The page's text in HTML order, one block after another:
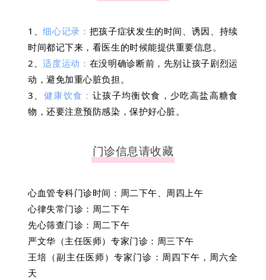
1、细心记录： 把孩子症状发生的时间、诱因、持续
时间都记下来，看医生的时候能提供重要信息。
2、适度运动： 在没明确诊断前，先别让孩子剧烈运
动，避免加重心脏负担。
3、 健康饮食： 让孩子均衡饮食，少吃高盐高糖食
物，还要注意预防感染，保护好心脏。
门诊信息请收藏
心血管专科门诊时间：周二下午、周四上午
心律失常门诊：周二下午
先心筛查门诊：周二下午
严文华（主任医师）专家门诊：周三下午
王培（副主任医师）专家门诊：周四下午，周六全
天